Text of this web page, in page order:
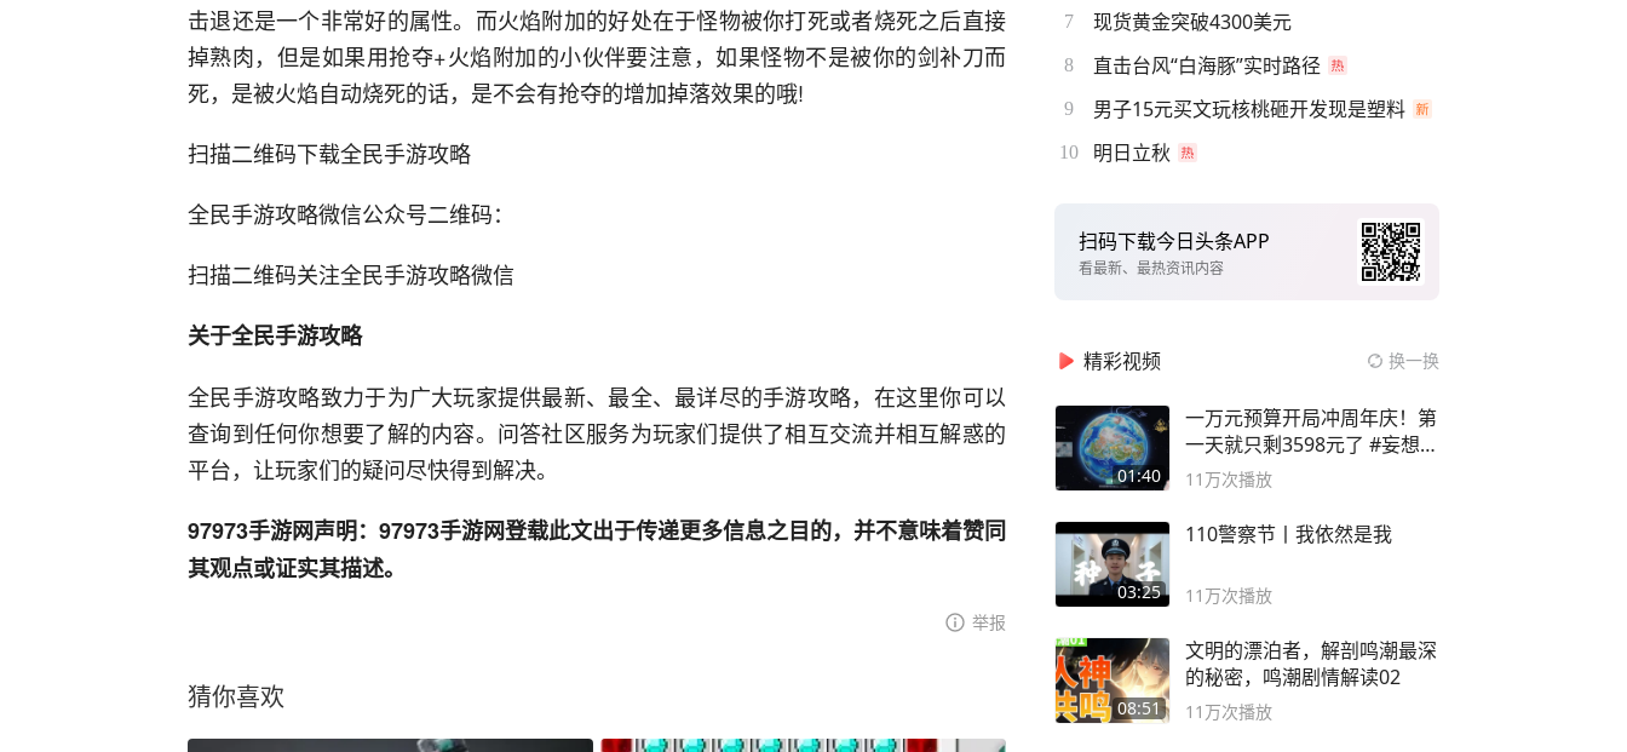
击退还是一个非常好的属性。而火焰附加的好处在于怪物被你打死或者烧死之后直接
掉熟肉，但是如果用抢夺+火焰附加的小伙伴要注意，如果怪物不是被你的剑补刀而
死，是被火焰自动烧死的话，是不会有抢夺的增加掉落效果的哦!
扫描二维码下载全民手游攻略
全民手游攻略微信公众号二维码：
扫描二维码关注全民手游攻略微信
关于全民手游攻略
全民手游攻略致力于为广大玩家提供最新、最全、最详尽的手游攻略，在这里你可以
查询到任何你想要了解的内容。问答社区服务为玩家们提供了相互交流并相互解惑的
平台，让玩家们的疑问尽快得到解决。
97973手游网声明：97973手游网登载此文出于传递更多信息之目的，并不意味着赞同
其观点或证实其描述。
举报
猜你喜欢
7 现货黄金突破4300美元
8 直击台风“白海豚”实时路径
9 男子15元买文玩核桃砸开发现是塑料
10 明日立秋
扫码下载今日头条APP
看最新、最热资讯内容
精彩视频 换一换
01:40
一万元预算开局冲周年庆！第
一天就只剩3598元了 #妄想山
海
11万次播放
03:25
110警察节丨我依然是我
11万次播放
08:51
文明的漂泊者，解剖鸣潮最深
的秘密，鸣潮剧情解读02
11万次播放